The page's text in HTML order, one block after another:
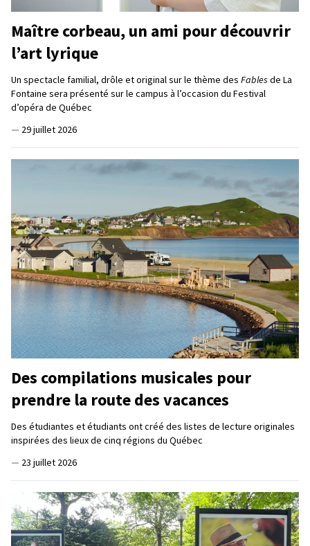
Maître corbeau, un ami pour découvrir
l’art lyrique
Un spectacle familial, drôle et original sur le thème des Fables de La
Fontaine sera présenté sur le campus à l’occasion du Festival
d’opéra de Québec
— 29 juillet 2026
Des compilations musicales pour
prendre la route des vacances
Des étudiantes et étudiants ont créé des listes de lecture originales
inspirées des lieux de cinq régions du Québec
— 23 juillet 2026